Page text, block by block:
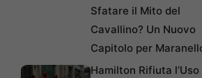
Sfatare il Mito del
Cavallino? Un Nuovo
Capitolo per
Hamilton Rifiuta l’Uso